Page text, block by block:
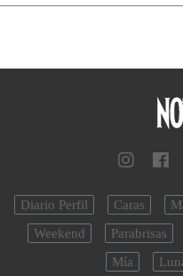
Diario Perfil Caras
Weekend
Parabrisas
Mía